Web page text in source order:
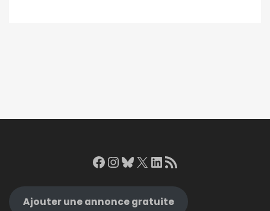
Facebook
Instagram
Bluesky
X LinkedIn
RSS Feed
Ajouter une annonce gratuite